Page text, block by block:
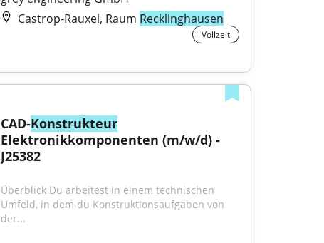
Castrop-Rauxel, Raum Recklinghausen
Vollzeit
CAD-Konstrukteur
Elektronikkomponenten (m/w/d) -
J25382
Überblick Du arbeitest in einem technischen
Umfeld, in dem du Konstruktionsaufgaben von
der...